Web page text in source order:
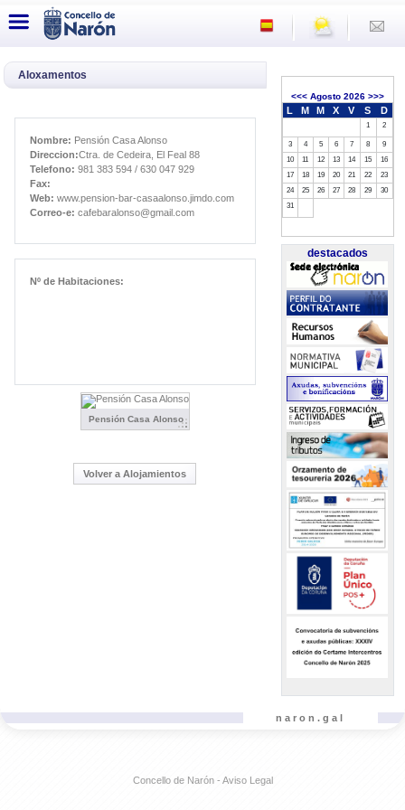
Aloxamentos
Nombre: Pensión Casa Alonso
Direccion:Ctra. de Cedeira, El Feal 88
Telefono: 981 383 594 / 630 047 929
Fax:
Web: www.pension-bar-casaalonso.jimdo.com
Correo-e: cafebaralonso@gmail.com
Nº de Habitaciones:
Pensión Casa Alonso
Volver a Alojamientos
<<<Agosto 2026 >>>
L M M X V S D
1 2
3 4 5 6 7 8
9
10
11 12 13 14 15
16
17
18 19 20 21 22
23
24
25 26 27 28 29
30
31
destacados
naron.gal
Concello de Narón - Aviso Legal